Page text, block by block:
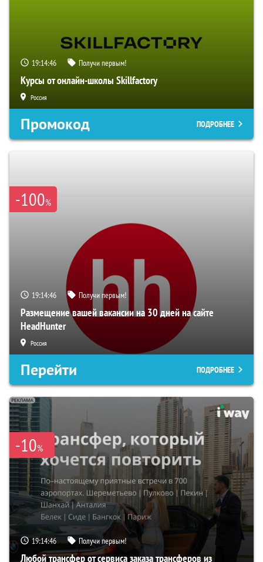
19:14:45 Получи первым!
Курсы от онлайн-школы Skillfactory
Россия
Промокод ПОДРОБНЕЕ
-100%
19:14:45 Получи первым!
Размещение вашей вакансии на 30 дней на сайте
HeadHunter
Россия
Перейти ПОДРОБНЕЕ
-10%
19:14:45 Получи первым!
Любой трансфер от сервиса заказа трансферов из